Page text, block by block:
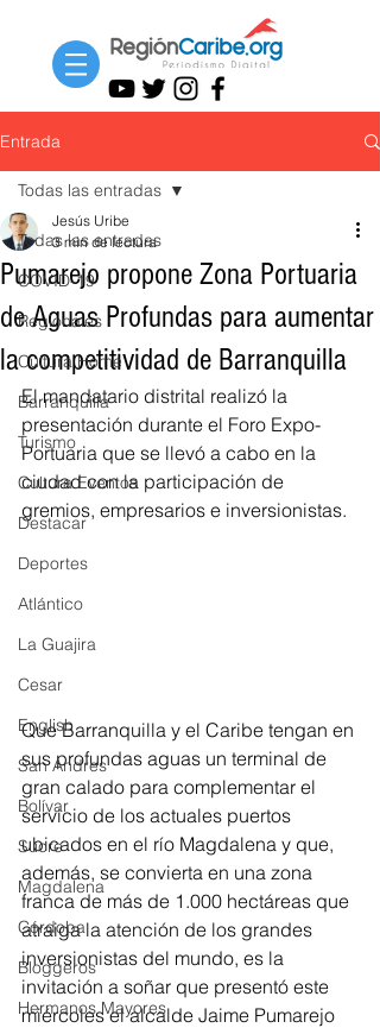
Entrada
Todas las entradas
COVID-19
Regionales
Cultura Home
Barranquilla
Turismo
Cultura Eventos
Destacar
Deportes
Atlántico
La Guajira
Cesar
English
San Andres
Bolívar
Sucre
Magdalena
Córdoba
Bloggeros
Hermanos Mayores
Todas las entradas
Pumarejo propone Zona Portuaria
de Aguas Profundas para aumentar
la competitividad de Barranquilla
Jesús Uribe
3 min de lectura
El mandatario distrital realizó la
presentación durante el Foro Expo-
Portuaria que se llevó a cabo en la
ciudad con la participación de
gremios, empresarios e inversionistas.
Que Barranquilla y el Caribe tengan en
sus profundas aguas un terminal de
gran calado para complementar el
servicio de los actuales puertos
ubicados en el río Magdalena y que,
además, se convierta en una zona
franca de más de 1.000 hectáreas que
atraiga la atención de los grandes
inversionistas del mundo, es la
invitación a soñar que presentó este
miércoles el alcalde Jaime Pumarejo